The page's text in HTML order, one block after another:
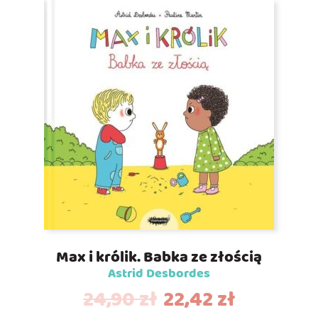
Max i królik. Babka ze złością
Astrid Desbordes
24,90zł 22,42zł